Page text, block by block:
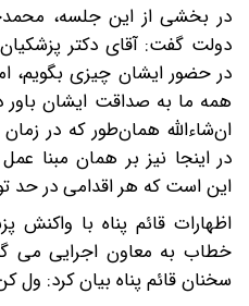
در بخشی از این جلسه،
دولت گفت: آقای دکتر
در حضور ایشان چیزی بگویم،
همه ما به صداقت ایشان باور
ان‌شاءالله همان‌طور که در
در اینجا نیز بر همان مبنا
این است که هر اقدامی در حد
اظهارات قائم پناه با واکنش
خطاب به معاون اجرایی می
سخنان قائم پناه بیان کرد: ول